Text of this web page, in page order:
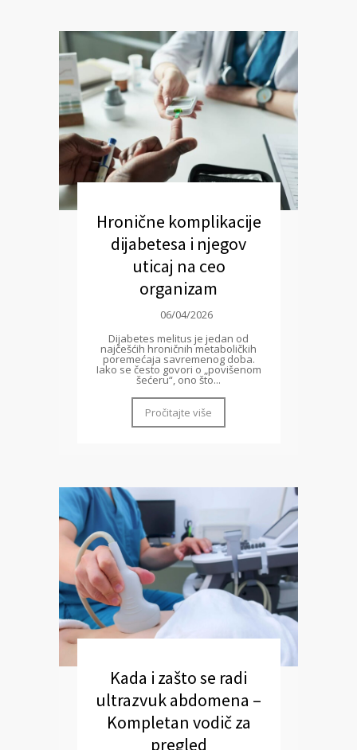
Hronične komplikacije
dijabetesa i njegov
uticaj na ceo
organizam
06/04/2026
Dijabetes melitus je jedan od
najčešćih hroničnih metaboličkih
poremećaja savremenog doba.
Iako se često govori o „povišenom
šećeru“, ono što...
Pročitajte više
Kada i zašto se radi
ultrazvuk abdomena –
Kompletan vodič za
pregled